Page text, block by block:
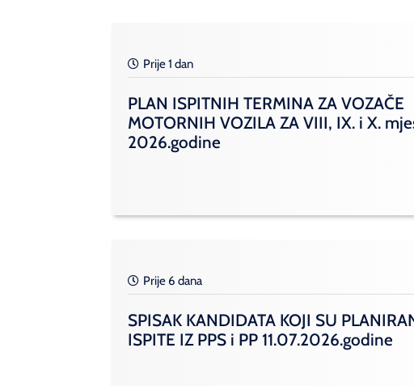
Prije 1 dan
PLAN ISPITNIH TERMINA ZA VOZAČE
MOTORNIH VOZILA ZA VIII, IX. i X.
2026.godine
Prije 6 dana
SPISAK KANDIDATA KOJI SU
ISPITE IZ PPS i PP 11.07.2026.godine